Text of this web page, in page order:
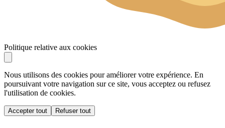
Politique relative aux cookies
Nous utilisons des cookies pour améliorer votre expérience. En
poursuivant votre navigation sur ce site, vous acceptez ou refusez
l'utilisation de cookies.
Accepter tout Refuser tout